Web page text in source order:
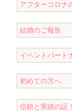
アフターコロナ
結婚のご報告
イベントパート
初めての方へ
信頼と実績の証！